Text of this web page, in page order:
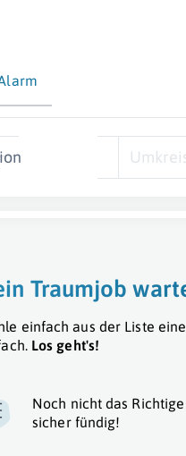
Traumjob
einfach aus der Liste
Los geht's!
Noch nicht das
sicher fündig!